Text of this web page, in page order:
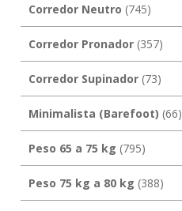
Corredor Neutro (745)
Corredor Pronador(357)
Corredor Supinador(73)
Minimalista (Barefoot) (66)
Peso 65 a 75 kg (795)
Peso 75 kg a 80 kg (388)